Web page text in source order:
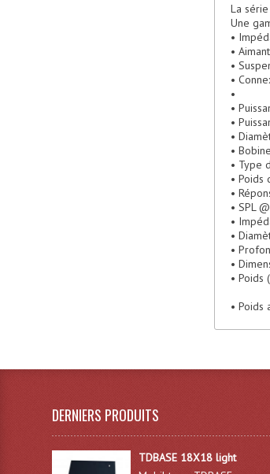
La
Une
•
•
•
•
•
•
•
•
•
• Type
• Poids
•
• SPL
•
•
•
•
• Poids
• Poids
DERNIERS PRODUITS
TDBASE 18X18 light